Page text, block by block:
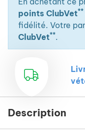
points ClubVet**
fidélité. Votre
ClubVet**.
Description